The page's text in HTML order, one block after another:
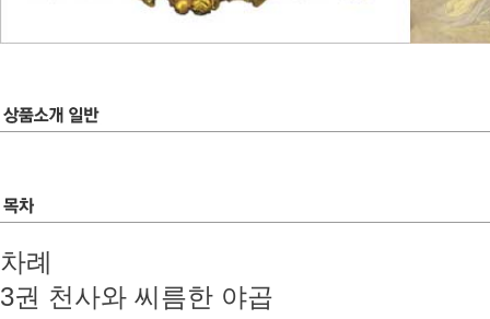
차례
3권 천사와 씨름한 야곱